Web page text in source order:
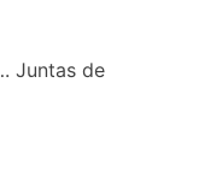
Juntas de